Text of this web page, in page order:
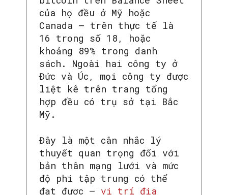
của họ đều ở Mỹ hoặc
Canada – trên thực tế là
16 trong số 18, hoặc
khoảng 89% trong danh
sách. Ngoài hai công ty ở
Đức và Úc, mọi công ty được
liệt kê trên trang tổng
hợp đều có trụ sở tại Bắc
Mỹ.
Đây là một cân nhắc lý
thuyết quan trọng đối với
bản thân mạng lưới và mức
độ phi tập trung có thể
đạt được – vị trí địa